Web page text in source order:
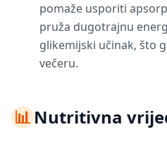
pomaže usporiti
pruža dugotrajnu
glikemijski učinak, što
večeru.
📊Nutritivna